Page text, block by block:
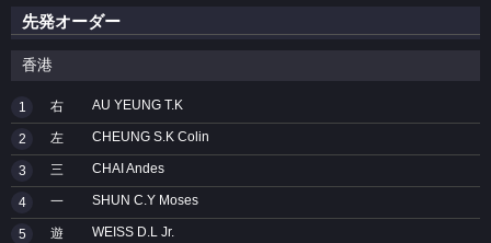
先発オーダー
香港
1 右 AU YEUNG T.K
2 左 CHEUNG S.K Colin
3 三 CHAI Andes
4 一 SHUN C.Y Moses
5 遊 WEISS D.L Jr.